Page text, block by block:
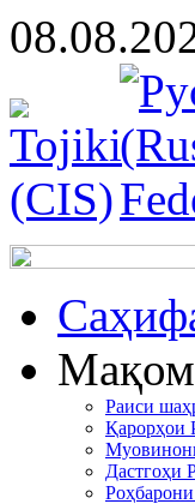
Раиси
Қарорҳои
Дастгоҳи